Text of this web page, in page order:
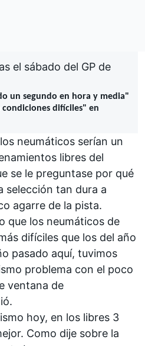
el sábado del GP de
un segundo en hora y media"
difíciles" en
neumáticos serían un
libres del
se le preguntase por qué
selección tan dura a
agarre de la pista.
que los neumáticos de
difíciles que los del año
pasado aquí, tuvimos
problema con el poco
ventana de
hoy, en los libres 3
Como dije sobre la